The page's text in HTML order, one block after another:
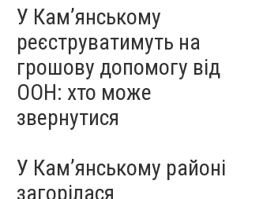
У Кам’янському
реєструватимуть на
грошову допомогу від
ООН: хто може
звернутися
У Кам’янському районі
загорілася